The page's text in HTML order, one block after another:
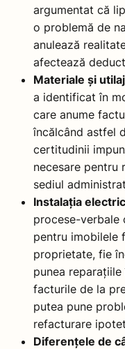
argumentat că
o problemă de
anulează
afectează
Materiale și
a identificat în
care anume
încălcând astfel
certitudinii
necesare pentru
sediul
Instalația
procese-verbale
pentru imobilele
proprietate, fie
punea
facturile de la
putea pune
refacturare
Diferențele de